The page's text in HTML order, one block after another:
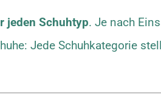
jeden Schuhtyp. Je nach
Jede Schuhkategorie